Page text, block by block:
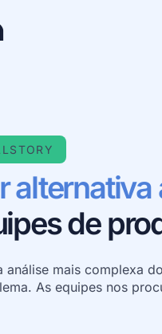
alternativa
de
análise mais complexa
As equipes nos